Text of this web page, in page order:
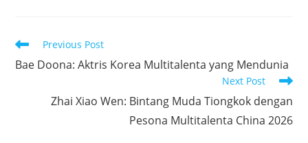
Read
articles
Previous Post
Bae Doona: Aktris Korea Multitalenta yang Mendunia
Next Post
Zhai Xiao Wen: Bintang Muda Tiongkok dengan
Pesona Multitalenta China 2026